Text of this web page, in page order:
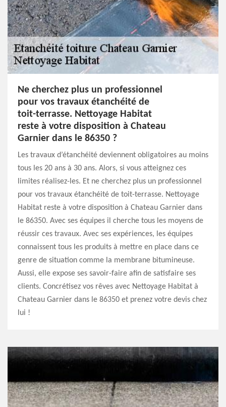
Ne cherchez plus un professionnel
pour vos travaux étanchéité de
toit-terrasse. Nettoyage Habitat
reste à votre disposition à Chateau
Garnier dans le 86350 ?
Les travaux d’étanchéité deviennent obligatoires au moins
tous les 20 ans à 30 ans. Alors, si vous atteignez ces
limites réalisez-les. Et ne cherchez plus un professionnel
pour vos travaux étanchéité de toit-terrasse. Nettoyage
Habitat reste à votre disposition à Chateau Garnier dans
le 86350. Avec ses équipes il cherche tous les moyens de
réussir ces travaux. Avec ses expériences, les équipes
connaissent tous les produits à mettre en place dans ce
genre de situation comme la membrane bitumineuse.
Aussi, elle expose ses savoir-faire afin de satisfaire ses
clients. Concrétisez vos rêves avec Nettoyage Habitat à
Chateau Garnier dans le 86350 et prenez votre devis chez
lui !